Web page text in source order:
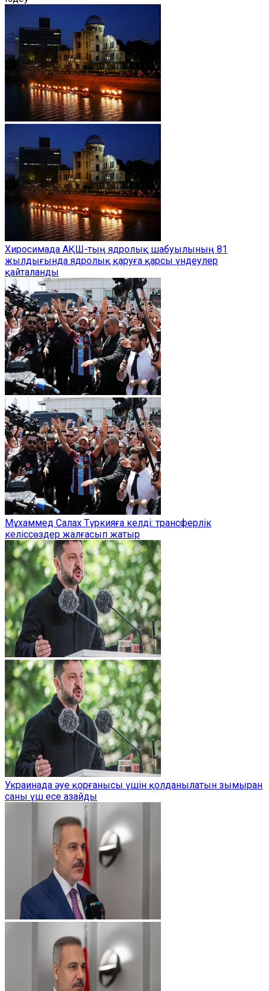
Хиросимада АҚШ-тың ядролық шабуылының 81
жылдығында ядролық қаруға қарсы үндеулер
қайталанды
Мұхаммед Салах Түркияға келді: трансферлік
келіссөздер жалғасып жатыр
Украинада әуе қорғанысы үшін қолданылатын зымыран
саны үш есе азайды